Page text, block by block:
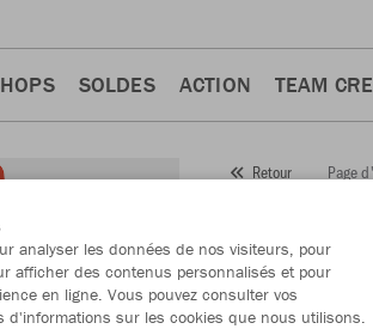
SOLDES ACTION TEAM
Retour Page
Numéro d’article:
analyser les données de nos visiteurs, pour
afficher des contenus personnalisés et pour
en ligne. Vous pouvez consulter vos
d'informations sur les cookies que nous utilisons.